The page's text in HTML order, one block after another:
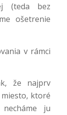
(teda bez
ošetrenie
v rámci
že najprv
ktoré
ju